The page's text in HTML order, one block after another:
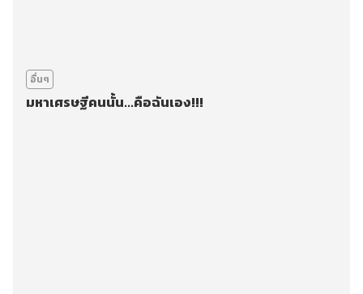
อื่นๆ
มหาเศรษฐีคนนั้น...คือฉันเอง!!!